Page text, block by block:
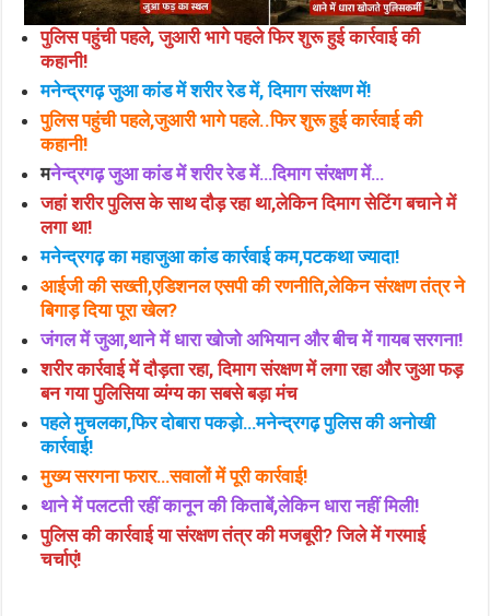
पुलिस पहुंची पहले, जुआरी भागे पहलेफिरशुरू हुई कार्रवाई की
कहानी!
मनेन्द्रगढ़ जुआ कांड में शरीर रेड में, दिमाग संरक्षण में!
पुलिस पहुंची पहले,जुआरी भागे पहले..फिर शुरू हुई कार्रवाई की
कहानी!
मनेन्द्रगढ़ जुआ कांड में शरीर रेड में…दिमाग संरक्षण में…
जहां शरीर पुलिस के साथ दौड़ रहा था,लेकिन दिमाग सेटिंग बचाने में
लगा था!
मनेन्द्रगढ़ का महाजुआ कांड कार्रवाई कम,पटकथा ज्यादा!
आईजी की सख्ती,एडिशनल एसपी की रणनीति,लेकिन संरक्षण तंत्र ने
बिगाड़ दिया पूरा खेल?
जंगल में जुआ,थाने में धारा खोजो अभियान और बीच में गायब सरगना!
शरीर कार्रवाई में दौड़ता रहा, दिमाग संरक्षण में लगा रहा और जुआ फड़
बन गया पुलिसिया व्यंग्य का सबसे बड़ा मंच
पहले मुचलका,फिर दोबारा पकड़ो…मनेन्द्रगढ़ पुलिस की अनोखी
कार्रवाई!
मुख्य सरगना फरार…सवालों में पूरी कार्रवाई!
थाने में पलटती रहीं कानून की किताबें,लेकिन धारा नहीं मिली!
पुलिस की कार्रवाई या संरक्षण तंत्र की मजबूरी? जिले में गरमाई
चर्चाएं!